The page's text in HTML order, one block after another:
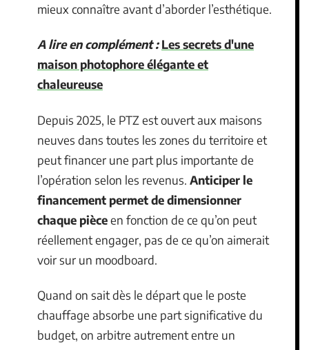
mieux connaître avant d’aborder l’esthétique.
A lire en complément : Les secrets d'une
maison photophore élégante et
chaleureuse
Depuis 2025, le PTZ est ouvert aux maisons
neuves dans toutes les zones du territoire et
peut financer une part plus importante de
l’opération selon les revenus. Anticiper le
financement permet de dimensionner
chaque pièceen fonction de ce qu’on peut
réellement engager, pas de ce qu’on aimerait
voir sur un moodboard.
Quand on sait dès le départ que le poste
chauffage absorbe une part significative du
budget, on arbitre autrement entre un